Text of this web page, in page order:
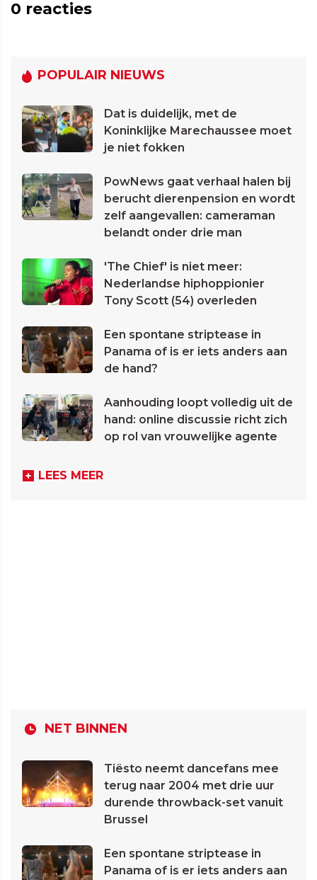
0 reacties
POPULAIR NIEUWS
Dat is duidelijk, met de
Koninklijke Marechaussee moet
je niet fokken
PowNews gaat verhaal halen bij
berucht dierenpension en wordt
zelf aangevallen: cameraman
belandt onder drie man
'The Chief' is niet meer:
Nederlandse hiphoppionier
Tony Scott (54) overleden
Een spontane striptease in
Panama of is er iets anders aan
de hand?
Aanhouding loopt volledig uit de
hand: online discussie richt zich
op rol van vrouwelijke agente
LEES MEER
NET BINNEN
Tiësto neemt dancefans mee
terug naar 2004 met drie uur
durende throwback-set vanuit
Brussel
Een spontane striptease in
Panama of is er iets anders aan